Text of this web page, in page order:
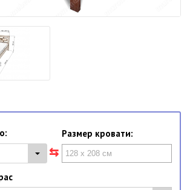
Размер кровати: